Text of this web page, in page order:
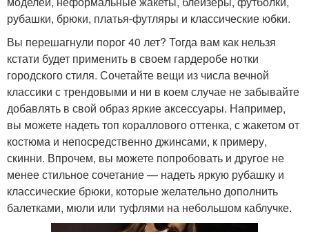
рубашки, брюки, платья-футляры и классические юбки.
Вы перешагнули порог 40 лет? Тогда вам как нельзя
кстати будет применить в своем гардеробе нотки
городского стиля. Сочетайте вещи из числа вечной
классики с трендовыми и ни в коем случае не забывайте
добавлять в свой образ яркие аксессуары. Например,
вы можете надеть топ кораллового оттенка, с жакетом от
костюма и непосредственно джинсами, к примеру,
скинни. Впрочем, вы можете попробовать и другое не
менее стильное сочетание — надеть яркую рубашку и
классические брюки, которые желательно дополнить
балетками, мюли или туфлями на небольшом каблучке.